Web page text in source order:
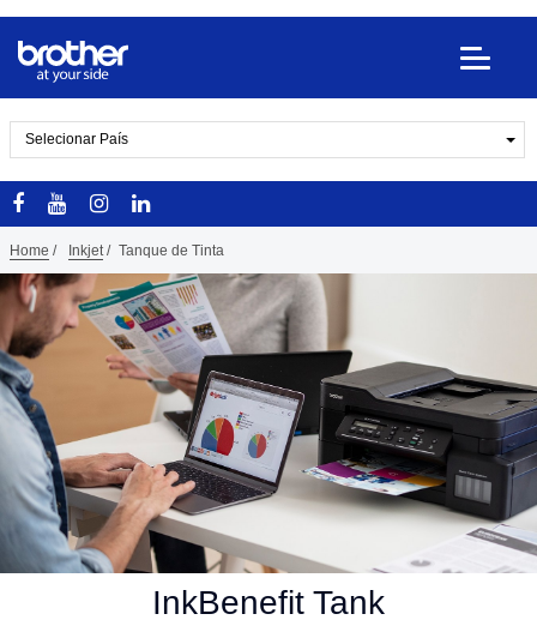
Selecionar País
Home / Inkjet/ Tanque de Tinta
InkBenefit Tank